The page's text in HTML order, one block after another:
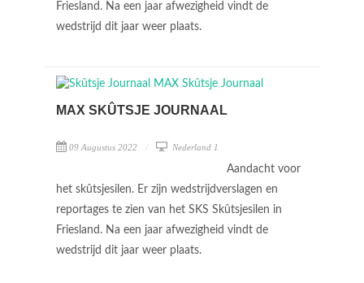
Friesland. Na een jaar afwezigheid vindt de
wedstrijd dit jaar weer plaats.
MAX SKÛTSJE JOURNAAL
09 Augustus 2022 Nederland 1
Aandacht voor
het skûtsjesilen. Er zijn wedstrijdverslagen en
reportages te zien van het SKS Skûtsjesilen in
Friesland. Na een jaar afwezigheid vindt de
wedstrijd dit jaar weer plaats.